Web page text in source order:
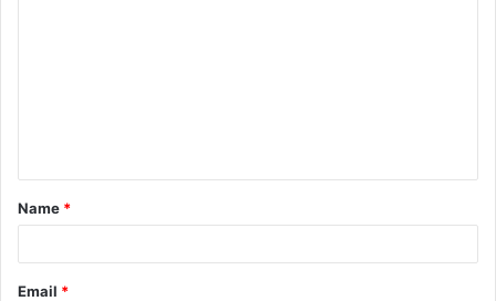
t
*
Name *
Email *